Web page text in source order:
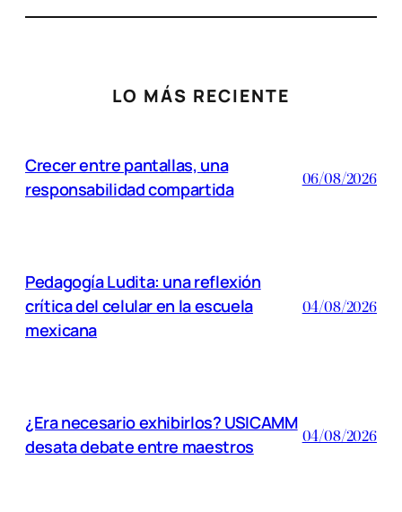
LO MÁS RECIENTE
Crecer entre pantallas, una
responsabilidad compartida
06/08/2026
Pedagogía Ludita: una reflexión
crítica del celular en la escuela
mexicana
04/08/2026
¿Era necesario exhibirlos? USICAMM
desata debate entre maestros
04/08/2026